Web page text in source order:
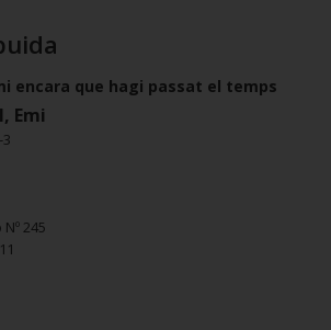
encara que hagi passat el temps
Emi
245